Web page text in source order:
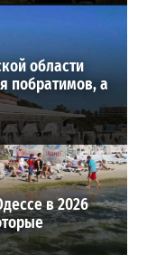
области
побратимов, а
в 2026